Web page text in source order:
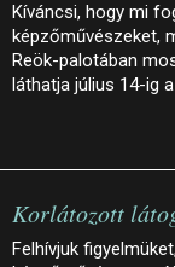
Kíváncsi, hogy mi
képzőművészeket,
Reök-palotában
láthatja július 14-ig
Korlátozott
Felhívjuk